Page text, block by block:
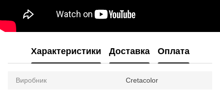
Характеристики Доставка Оплата
Виробник Cretacolor